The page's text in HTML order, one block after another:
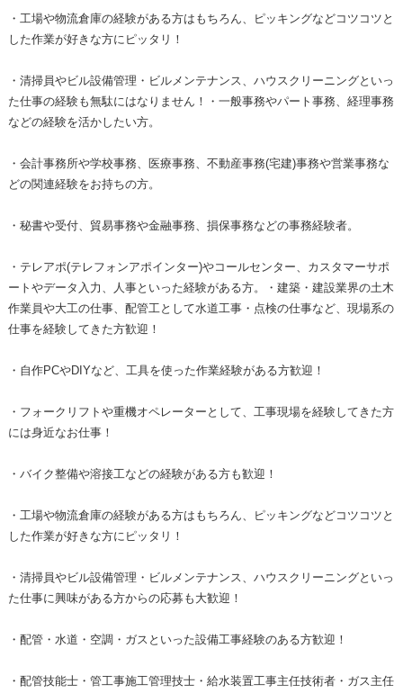
・工場や物流倉庫の経験がある方はもちろん、ピッキングなどコツコツと
した作業が好きな方にピッタリ！
・清掃員やビル設備管理・ビルメンテナンス、ハウスクリーニングといっ
た仕事の経験も無駄にはなりません！・一般事務やパート事務、経理事務
などの経験を活かしたい方。
・会計事務所や学校事務、医療事務、不動産事務(宅建)事務や営業事務な
どの関連経験をお持ちの方。
・秘書や受付、貿易事務や金融事務、損保事務などの事務経験者。
・テレアポ(テレフォンアポインター)やコールセンター、カスタマーサポ
ートやデータ入力、人事といった経験がある方。・建築・建設業界の土木
作業員や大工の仕事、配管工として水道工事・点検の仕事など、現場系の
仕事を経験してきた方歓迎！
・自作PCやDIYなど、工具を使った作業経験がある方歓迎！
・フォークリフトや重機オペレーターとして、工事現場を経験してきた方
には身近なお仕事！
・バイク整備や溶接工などの経験がある方も歓迎！
・工場や物流倉庫の経験がある方はもちろん、ピッキングなどコツコツと
した作業が好きな方にピッタリ！
・清掃員やビル設備管理・ビルメンテナンス、ハウスクリーニングといっ
た仕事に興味がある方からの応募も大歓迎！
・配管・水道・空調・ガスといった設備工事経験のある方歓迎！
・配管技能士・管工事施工管理技士・給水装置工事主任技術者・ガス主任